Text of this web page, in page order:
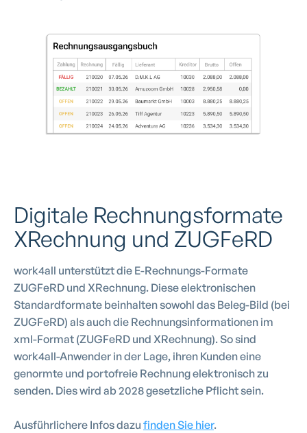
Digitale Rechnungsformate
XRechnung und ZUGFeRD
work4all unterstützt die E-Rechnungs-Formate
ZUGFeRD und XRechnung. Diese elektronischen
Standardformate beinhalten sowohl das Beleg-Bild (bei
ZUGFeRD) als auch die Rechnungsinformationen im
xml-Format (ZUGFeRD und XRechnung). So sind
work4all-Anwender in der Lage, ihren Kunden eine
genormte und portofreie Rechnung elektronisch zu
senden. Dies wird ab 2028 gesetzliche Pflicht sein.
Ausführlichere Infos dazu finden Sie hier.